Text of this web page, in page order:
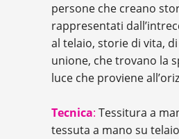
persone che creano
rappresentati
al telaio, storie di vita,
unione, che trovano la
luce che proviene
Tecnica: Tessitura a
tessuta a mano su